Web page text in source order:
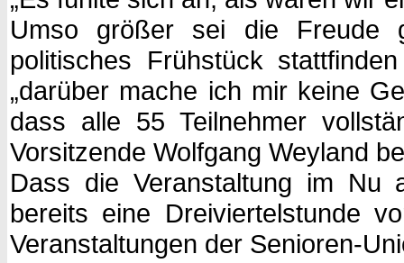
Umso größer sei die Freude
politisches Frühstück
„darüber mache ich mir keine
dass alle 55 Teilnehmer
Vorsitzende Wolfgang Weyland
Dass die Veranstaltung im Nu
bereits eine Dreiviertelstunde
Veranstaltungen der Senioren-